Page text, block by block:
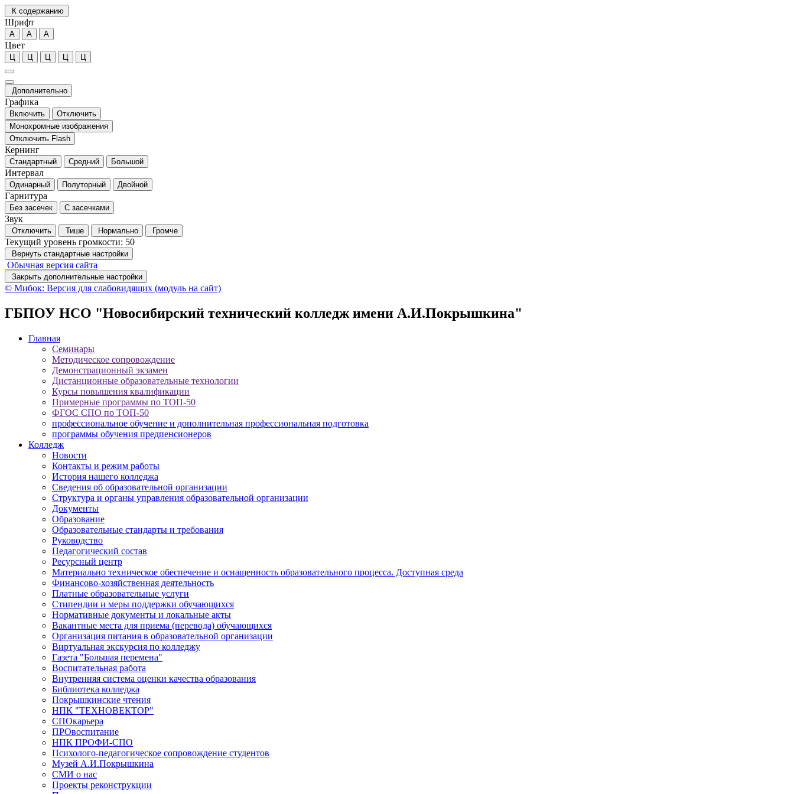
К содержанию
Шрифт
А А А
Цвет
Ц Ц Ц Ц Ц
Дополнительно
Графика
Включить
Отключить
Монохромные изображения
Отключить Flash
Кернинг
Стандартный Средний Большой
Интервал
Одинарный Полуторный Двойной
Гарнитура
Без засечек С засечками
Звук
Отключить Тише Нормально Громче
Текущий уровень громкости: 50
Вернуть стандартные настройки
Обычная версия сайта
Закрыть дополнительные настройки
© Мибок: Версия для слабовидящих (модуль на сайт)
ГБПОУ НСО "Новосибирский технический колледж имени А.И.Покрышкина"
Главная
Семинары
Методическое сопровождение
Демонстрационный экзамен
Дистанционные образовательные технологии
Курсы повышения квалификации
Примерные программы по ТОП-50
ФГОС СПО по ТОП-50
профессиональное обучение и дополнительная профессиональная подготовка
программы обучения предпенсионеров
Колледж
Новости
Контакты и режим работы
История нашего колледжа
Сведения об образовательной организации
Структура и органы управления образовательной организации
Документы
Образование
Образовательные стандарты и требования
Руководство
Педагогический состав
Ресурсный центр
Материально техническое обеспечение и оснащенность образовательного процесса. Доступная среда
Финансово-хозяйственная деятельность
Платные образовательные услуги
Стипендии и меры поддержки обучающихся
Нормативные документы и локальные акты
Вакантные места для приема (перевода) обучающихся
Организация питания в образовательной организации
Виртуальная экскурсия по колледжу
Газета "Большая перемена"
Воспитательная работа
Внутренняя система оценки качества образования
Библиотека колледжа
Покрышкинские чтения
НПК "ТЕХНОВЕКТОР"
СПОкарьера
ПРОвоспитание
НПК ПРОФИ-СПО
Психолого-педагогическое сопровождение студентов
Музей А.И.Покрышкина
СМИ о нас
Проекты реконструкции